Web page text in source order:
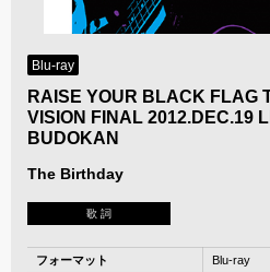
Blu-ray
RAISE YOUR BLACK FLAG
VISION FINAL 2012.DEC.19
BUDOKAN
The Birthday
歌 詞
フォーマット
Blu-ray